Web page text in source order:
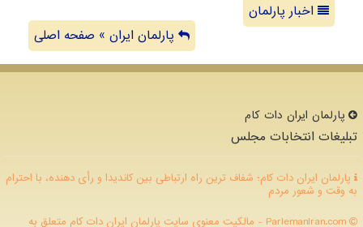
اخبار پارلمان
پارلمان ایران » صفحه اصلی
پارلمان ایران دات كام
تبلیغات انتخابات مجلس
پارلمان ایران دات کام؛ شفاف ترین راه ارتباطی بین کاندیدا و رأی دهنده، با احترام
به وقت و شعور مردم
ParlemanIran.com - مالکیت معنوی سایت پارلمان ایران دات كام متعلق به